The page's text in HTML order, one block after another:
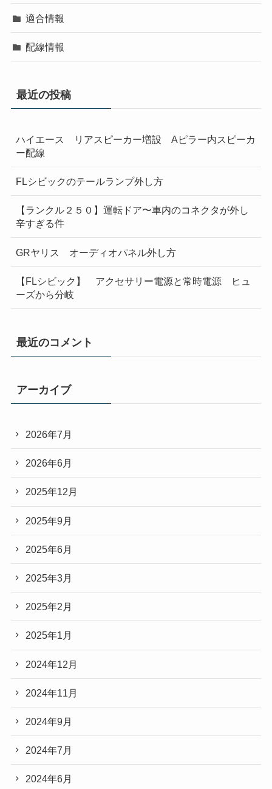
適合情報
配線情報
最近の投稿
ハイエース リアスピーカー増設 Aピラー内スピーカ
ー配線
FLシビックのテールランプ外し方
【ランクル２５０】運転ドア〜車内のコネクタが外し
辛すぎる件
GRヤリス オーディオパネル外し方
【FLシビック】 アクセサリー電源と常時電源 ヒュ
ーズから分岐
最近のコメント
アーカイブ
2026年7月
2026年6月
2025年12月
2025年9月
2025年6月
2025年3月
2025年2月
2025年1月
2024年12月
2024年11月
2024年9月
2024年7月
2024年6月